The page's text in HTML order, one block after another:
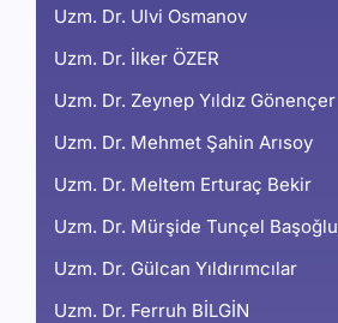
Uzm. Dr. Ulvi Osmanov
Uzm. Dr. İlker ÖZER
Uzm. Dr. Zeynep Yıldız Gönençer
Uzm. Dr. Mehmet Şahin Arısoy
Uzm. Dr. Meltem Erturaç Bekir
Uzm. Dr. Mürşide Tunçel Başoğlu
Uzm. Dr. Gülcan Yıldırımcılar
Uzm. Dr. Ferruh BİLGİN